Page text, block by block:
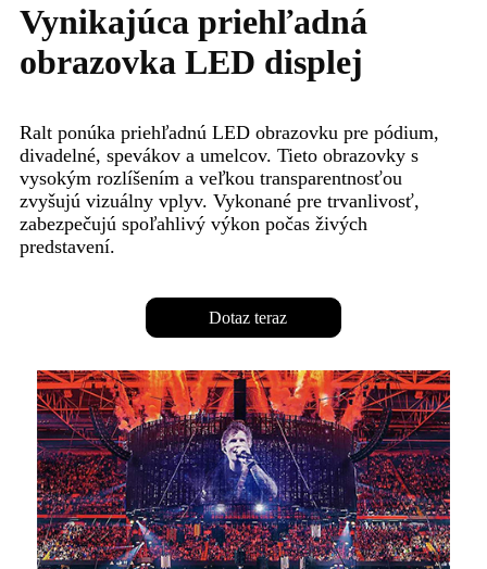
Vynikajúca priehľadná
obrazovka LED displej
Ralt ponúka priehľadnú LED obrazovku pre pódium,
divadelné, spevákov a umelcov. Tieto obrazovky s
vysokým rozlíšením a veľkou transparentnosťou
zvyšujú vizuálny vplyv. Vykonané pre trvanlivosť,
zabezpečujú spoľahlivý výkon počas živých
predstavení.
Dotaz teraz